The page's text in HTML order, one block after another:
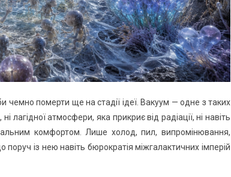
чемно померти ще на стадії ідеї. Вакуум — одне з таких
лагідної атмосфери, яка прикриє від радіації, ні навіть
комфортом. Лише холод, пил, випромінювання,
із нею навіть бюрократія міжгалактичних імперій